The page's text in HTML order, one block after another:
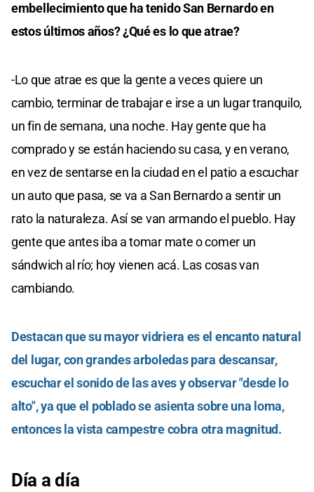
embellecimiento que ha tenido San Bernardo en
estos últimos años? ¿Qué es lo que atrae?
-Lo que atrae es que la gente a veces quiere un
cambio, terminar de trabajar e irse a un lugar tranquilo,
un fin de semana, una noche. Hay gente que ha
comprado y se están haciendo su casa, y en verano,
en vez de sentarse en la ciudad en el patio a escuchar
un auto que pasa, se va a San Bernardo a sentir un
rato la naturaleza. Así se van armando el pueblo. Hay
gente que antes iba a tomar mate o comer un
sándwich al río; hoy vienen acá. Las cosas van
cambiando.
Destacan que su mayor vidriera es el encanto natural
del lugar, con grandes arboledas para descansar,
escuchar el sonido de las aves y observar "desde lo
alto", ya que el poblado se asienta sobre una loma,
entonces la vista campestre cobra otra magnitud.
Día a día